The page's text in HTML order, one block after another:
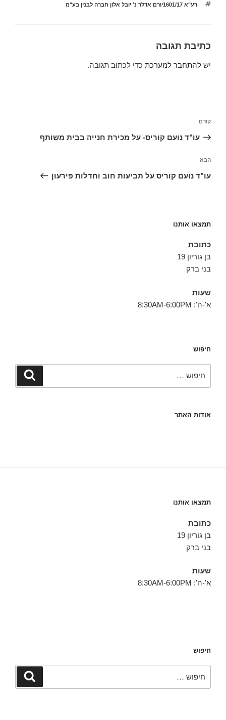
תגיות
רע"א 1601/17יורם אדלר נ' יובל אלון חברה לבנין בע"מ
כתיבת תגובה
יש להתחבר למערכת כדי לכתוב תגובה.
הפוסט
הקודם
קודם
עו"ד נועם קוריס- על מכירת חנייה בבית משותף
הפוסט
הבא
הבא
עו"ד נועם קוריס על תביעות חוב וחדלות פירעון
תמצאו אותנו
כתובת
בן גוריון 19
בני ברק
שעות
א'-ה': 8:30AM-6:00PM
חיפוש
חיפוש
אודות האתר
תמצאו אותנו
כתובת
בן גוריון 19
בני ברק
שעות
א'-ה': 8:30AM-6:00PM
חיפוש
חיפוש